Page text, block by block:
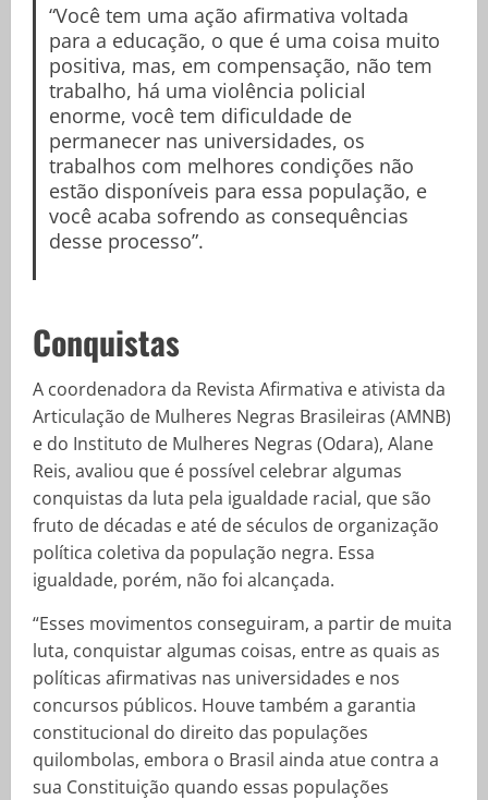
“Você tem uma ação afirmativa voltada
para a educação, o que é uma coisa muito
positiva, mas, em compensação, não tem
trabalho, há uma violência policial
enorme, você tem dificuldade de
permanecer nas universidades, os
trabalhos com melhores condições não
estão disponíveis para essa população, e
você acaba sofrendo as consequências
desse processo”.
Conquistas
A coordenadora da Revista Afirmativa e ativista da
Articulação de Mulheres Negras Brasileiras (AMNB)
e do Instituto de Mulheres Negras (Odara), Alane
Reis, avaliou que é possível celebrar algumas
conquistas da luta pela igualdade racial, que são
fruto de décadas e até de séculos de organização
política coletiva da população negra. Essa
igualdade, porém, não foi alcançada.
“Esses movimentos conseguiram, a partir de muita
luta, conquistar algumas coisas, entre as quais as
políticas afirmativas nas universidades e nos
concursos públicos. Houve também a garantia
constitucional do direito das populações
quilombolas, embora o Brasil ainda atue contra a
sua Constituição quando essas populações